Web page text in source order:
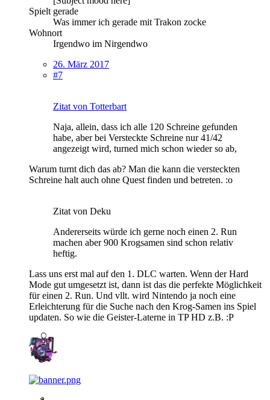
Spielt gerade
Was immer ich gerade mit Trakon zocke
Wohnort
Irgendwo im Nirgendwo
26. März 2017
#7
Zitat von Totterbart
Naja, allein, dass ich alle 120 Schreine gefunden
habe, aber bei Versteckte Schreine nur 41/42
angezeigt wird, turned mich schon wieder so ab,
Warum turnt dich das ab? Man die kann die versteckten
Schreine halt auch ohne Quest finden und betreten. :o
Zitat von Deku
Andererseits würde ich gerne noch einen 2. Run
machen aber 900 Krogsamen sind schon relativ
heftig.
Lass uns erst mal auf den 1. DLC warten. Wenn der Hard
Mode gut umgesetzt ist, dann ist das die perfekte Möglichkeit
für einen 2. Run. Und vllt. wird Nintendo ja noch eine
Erleichterung für die Suche nach den Krog-Samen ins Spiel
updaten. So wie die Geister-Laterne in TP HD z.B. :P